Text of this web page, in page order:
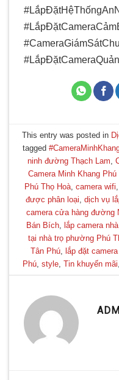
This entry was posted in
tagged
ninh đường Thạch Lam
Camera Minh Khang Phú
Phú Thọ Hoà camera wifi
được phân loại dịch vụ
camera cửa hàng đường
Bán Bích lắp camera
tại nhà trọ phường Phú
Tân Phú, lắp đặt
Phú style Tin khuyến mãi